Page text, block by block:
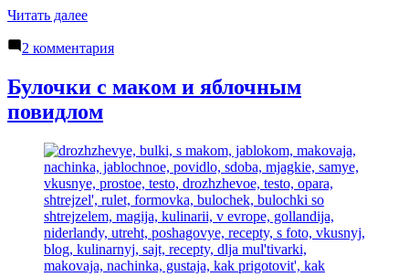
Читать далее«Бисквитный
2 комментарияк
рулет
Булочки с маком и яблочным
повидлом